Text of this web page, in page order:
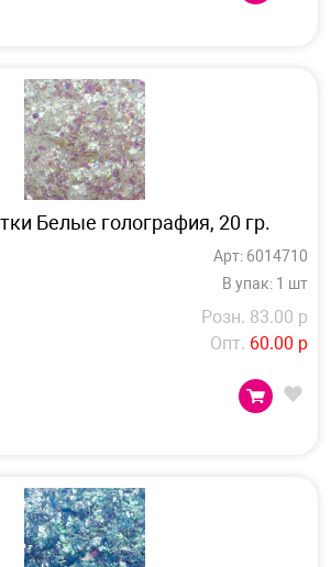
Белые голография, 20 гр.
Арт: 6014710
В упак: 1 шт
Розн. 83.00 р
Опт. 60.00 р